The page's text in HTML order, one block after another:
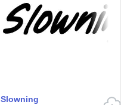
Slowning